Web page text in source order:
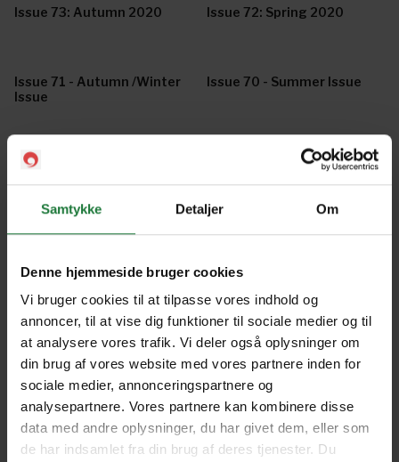
Samtykke Detaljer Om
Denne hjemmeside bruger cookies
Vi bruger cookies til at tilpasse vores indhold og
annoncer, til at vise dig funktioner til sociale medier og til
at analysere vores trafik. Vi deler også oplysninger om
din brug af vores website med vores partnere inden for
sociale medier, annonceringspartnere og
analysepartnere. Vores partnere kan kombinere disse
data med andre oplysninger, du har givet dem, eller som
de har indsamlet fra din brug af deres tjenester. Du
Issue 73: Autumn 2020 Issue 72: Spring 2020
Issue 71 - Autumn /Winter
Issue
Issue 70 - Summer Issue
Issue 69 - Spring/Summer
Issue
Issue 68 - Spring Issue
Special
Issue 65
Issue 64 - The
Collaboration Issue
Issue 63 Issue 62